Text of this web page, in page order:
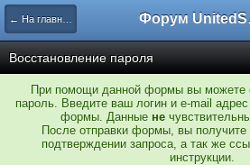
← На главную
Восстановление пароля
При помощи данной формы вы можете
пароль. Введите ваш логин и e-mail
формы. Данные не
После отправки формы, вы получите
подтверждении запроса, а так же
инструкции.